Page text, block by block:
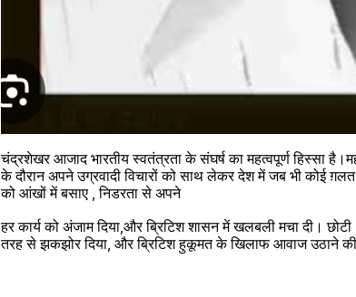
चंद्रशेखर आजाद भारतीय स्वतंत्रता के संघर्ष का महत्वपूर्ण हिस्सा
के दौरान अपने उग्रवादी विचारों को साथ लेकर देश में जब भी कोई
को आंखों में बसाए , निडरता से अपने
हर कार्य को अंजाम दिया,और ब्रिटिश शासन में खलबली मचा दी।
तरह से झकझोर दिया, और ब्रिटिश हुकूमत के खिलाफ आवाज उठाने